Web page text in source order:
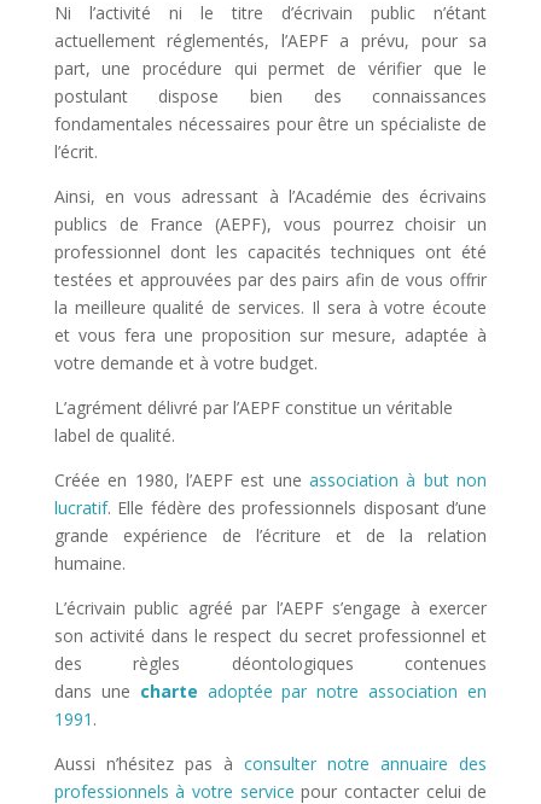
Ni l’activité ni le titre d’écrivain public n’étant
actuellement réglementés, l’AEPF a prévu, pour sa
part, une procédure qui permet de vérifier que le
postulant dispose bien des connaissances
fondamentales nécessaires pour être un spécialiste de
l’écrit.
Ainsi, en vous adressant à l’Académie des écrivains
publics de France (AEPF), vous pourrez choisir un
professionnel dont les capacités techniques ont été
testées et approuvées par des pairs afin de vous offrir
la meilleure qualité de services. Il sera à votre écoute
et vous fera une proposition sur mesure, adaptée à
votre demande et à votre budget.
L’agrément délivré par l’AEPF constitue un véritable
label de qualité.
Créée en 1980, l’AEPF est uneassociation à but non
lucratif. Elle fédère des professionnels disposant d’une
grande expérience de l’écriture et de la relation
humaine.
L’écrivain public agréé par l’AEPF s’engage à exercer
son activité dans le respect du secret professionnel et
des règles déontologiques contenues
dans une charte adoptée par notre association en
1991 .
Aussi n’hésitez pas àconsulter notre annuaire des
professionnels à votre service pour contacter celui de